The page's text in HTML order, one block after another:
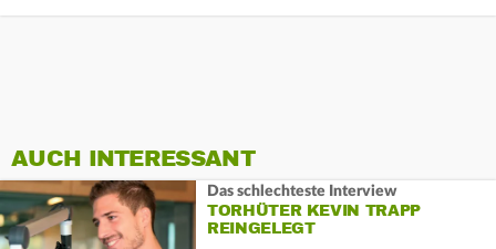
AUCH INTERESSANT
Das schlechteste Interview
TORHÜTER KEVIN TRAPP
REINGELEGT